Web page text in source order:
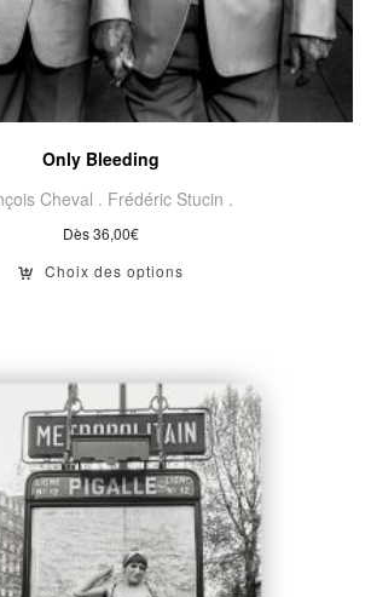
Only Bleeding
Cheval . Frédéric Stucin .
Dès36,00€
Choix des options